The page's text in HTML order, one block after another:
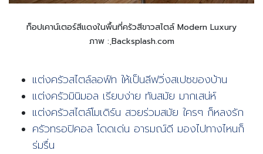
ท็อปเคาน์เตอร์สีแดงในพื้นที่ครัวสีขาวสไตล์ Modern Luxury
ภาพ : ฺBacksplash.com
แต่งครัวสไตล์ลอฟ์ท ให้เป็นลีฟวิ่งสเปซของบ้าน
แต่งครัวมินิมอล เรียบง่าย ทันสมัย มากเสน่ห์
แต่งครัวสไตล์โมเดิร์น สวยร่วมสมัย ใครๆ ก็หลงรัก
ครัวทรอปิคอล โดดเด่น อารมณ์ดี มองไปทางไหนก็
ร่มรื่น